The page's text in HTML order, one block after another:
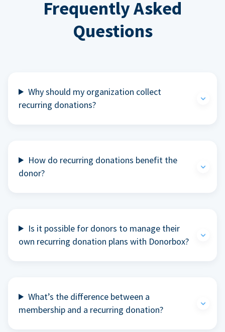
Frequently Asked
Questions
Why should my organization collect
recurring donations?
How do recurring donations benefit the
donor?
Is it possible for donors to manage their
own recurring donation plans with Donorbox?
What’s the difference between a
membership and a recurring donation?